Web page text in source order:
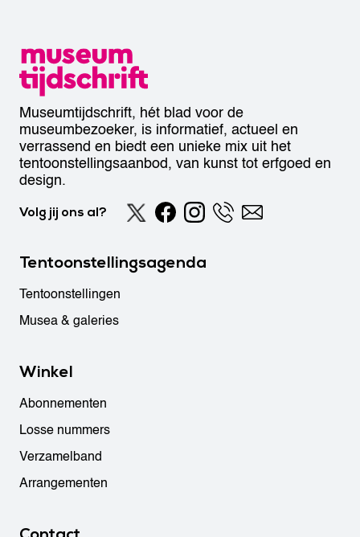
Museumtijdschrift, hét blad voor de
museumbezoeker, is informatief, actueel en
verrassend en biedt een unieke mix uit het
tentoonstellingsaanbod, van kunst tot erfgoed en
design.
Volg jij ons al?
Tentoonstellingsagenda
Tentoonstellingen
Musea & galeries
Winkel
Abonnementen
Losse nummers
Verzamelband
Arrangementen